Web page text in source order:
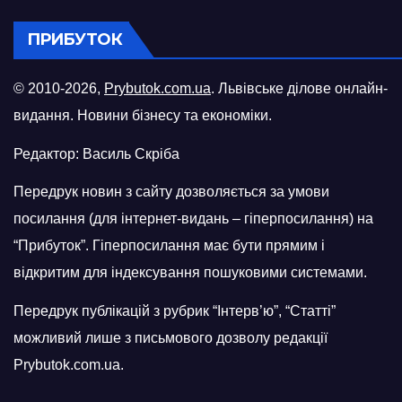
ПРИБУТОК
© 2010-2026, Prybutok.com.ua. Львівське ділове онлайн-
видання. Новини бізнесу та економіки.
Редактор: Василь Скріба
Передрук новин з сайту дозволяється за умови
посилання (для інтернет-видань – гіперпосилання) на
“Прибуток”. Гіперпосилання має бути прямим і
відкритим для індексування пошуковими системами.
Передрук публікацій з рубрик “Інтерв’ю”, “Статті”
можливий лише з письмового дозволу редакції
Prybutok.com.ua.